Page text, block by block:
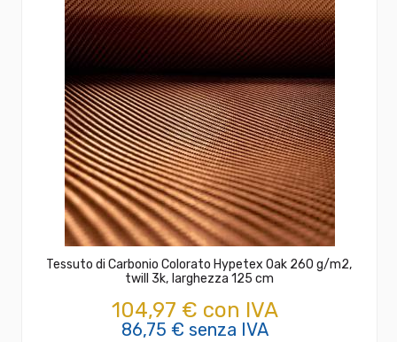
Tessuto di Carbonio Colorato Hypetex Oak 260 g/m2,
twill 3k, larghezza 125 cm
104,97 € con IVA
86,75 € senza IVA